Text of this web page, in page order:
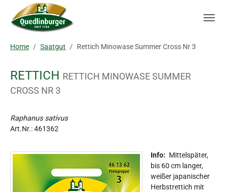
Skip to main navigation
Zum Hauptinhalt springen
Skip to page footer
Home Saatgut Rettich Minowase Summer Cross Nr 3
RETTICH RETTICH MINOWASE SUMMER
CROSS NR 3
Raphanus sativus
Art.Nr.:461362
Info: Mittelspäter,
bis 60 cm langer,
weißer japanischer
Herbstrettich mit